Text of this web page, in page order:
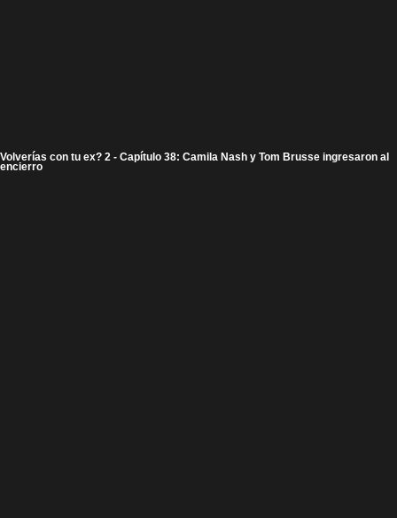
Volverías con tu ex? 2 - Capítulo 38: Camila Nash y Tom Brusse ingresaron al
encierro